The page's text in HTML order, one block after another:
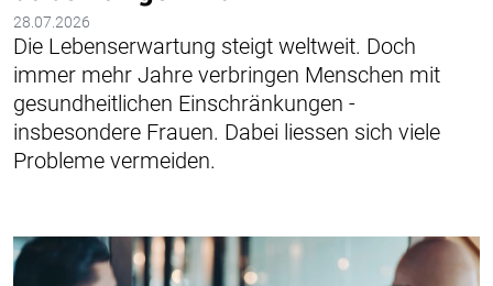
28.07.2026
Die Lebenserwartung steigt weltweit. Doch
immer mehr Jahre verbringen Menschen mit
gesundheitlichen Einschränkungen -
insbesondere Frauen. Dabei liessen sich viele
Probleme vermeiden.